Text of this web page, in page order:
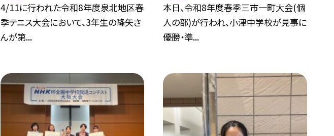
4/11に行われた令和8年度泉北地区春
季テニス大会において、3年生の降矢さ
んが第...
本日、令和8年度春季三市一町大会(個
人の部)が行われ、小津中学校が見事に
優勝・準...